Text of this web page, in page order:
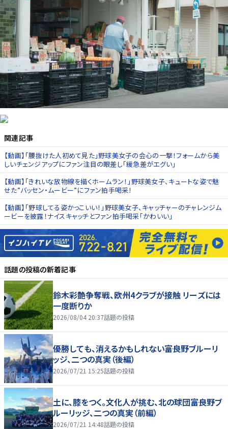
関連記事
【動画】「腰抜けた人初めて見た」野球美女子の会心の一撃！フォームから美
しいチェンジアップにファン注目の眼差し「緩急差がエグい」
【動画】「きれいな放物線を描くホームラン！」野球美女子、キュートな姿で魅
せた”バッセン・ムービー”にファン拍手喝采！
【動画】「野球してる姿かっこいい！」野球美女子、キャッチャーのチャレンジム
ービーを披露！ナイスキャッチとファン拍手喝采「かわいい」
話題の投稿の新着記事
鈴木彩艶争奪戦、欧州4クラブが接触 リーズには
一度断りか
2026/08/04 20:37話題の投稿
優勝しても、消えるかもしれない――富良野ブルーリ
ッジ、二つの真実（後編）
2026/07/21 15:25話題の投稿
土に、膝をつく。文化人が挑む、北の球団――富良野ブ
ルーリッジ、二つの真実（前編）
2026/07/21 14:48話題の投稿